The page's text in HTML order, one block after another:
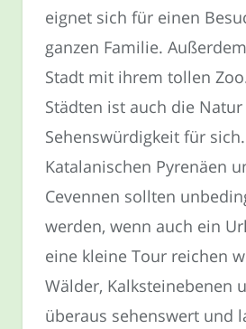
eignet sich für einen
ganzen Familie.
Stadt mit ihrem tollen
Städten ist auch die
Sehenswürdigkeit für
Katalanischen Pyrenäen
Cevennen sollten
werden, wenn auch ein
eine kleine Tour reichen
Wälder, Kalksteinebenen
überaus sehenswert und